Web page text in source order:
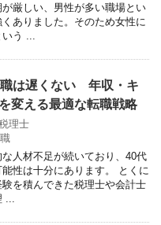
厳しい、男性が多い職場とい
ありました。そのため女性に
う ...
は遅くない 年収・キ
変える最適な転職戦略
理士
人材不足が続いており、40代
性は十分にあります。 とくに
を積んできた税理士や会計士